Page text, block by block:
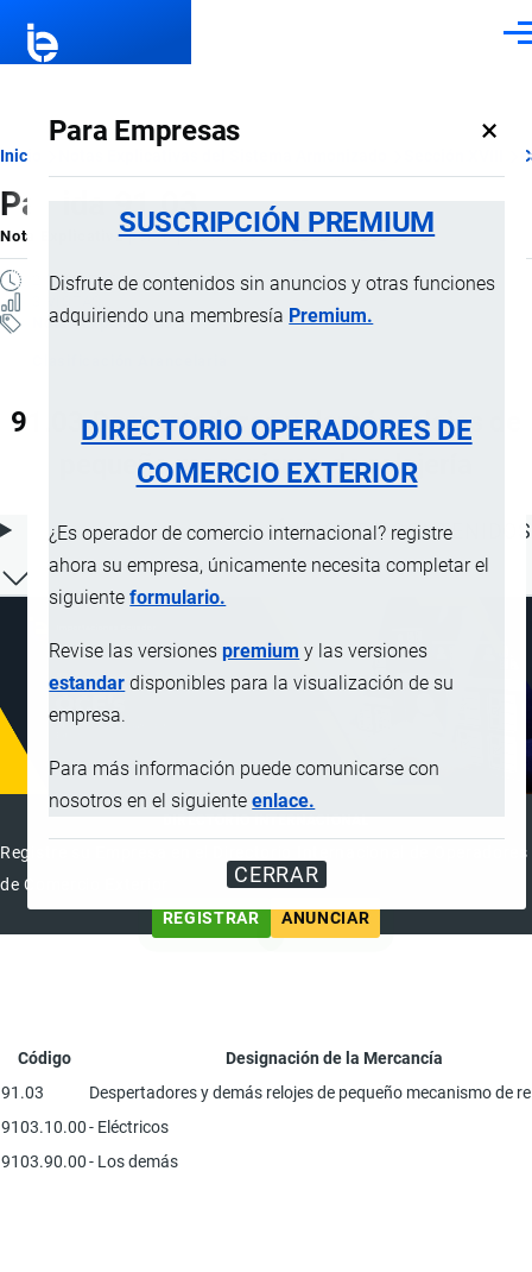
Para Empresas ×
SUSCRIPCIÓN PREMIUM
Disfrute de contenidos sin anuncios y otras funciones
adquiriendo una membresía Premium.
DIRECTORIO OPERADORES DE
COMERCIO EXTERIOR
¿Es operador de comercio internacional? registre
ahora su empresa, únicamente necesita completar el
siguienteformulario.
Revise las versionespremium y las versiones
estandar disponibles para la visualización de su
empresa.
Para más información puede comunicarse con
nosotros en el siguienteenlace.
CERRAR
Ruta
de
navegación
Inicio
Partida 91.03
Nota ExplicativaporImportaciones …, 22 Julio, 2024
2 MINUTOS
Notas Explicativas
91.03 Despertadores y demás relojes de
pequeño mecanismo de relojería
ÍNDICE DE CONTENIDOS
Registre su Empresa en el Directorio Internacional de Operadores
de Comercio Exterior
REGISTRAR
ANUNCIAR
Código
Designación de la Mercancía
91.03
Despertadores y demás relojes de pequeño mecanismo de
9103.10.00- Eléctricos
9103.90.00- Los demás